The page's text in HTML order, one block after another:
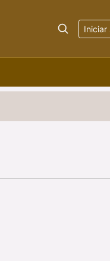
Iniciar